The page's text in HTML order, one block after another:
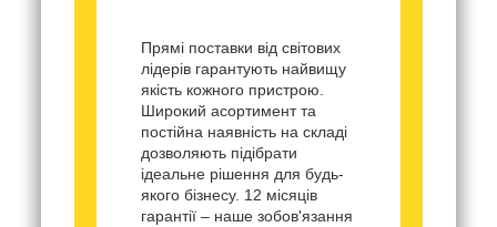
Прямі поставки від світових
лідерів гарантують найвищу
якість кожного пристрою.
Широкий асортимент та
постійна наявність на складі
дозволяють підібрати
ідеальне рішення для будь-
якого бізнесу. 12 місяців
гарантії – наше зобов'язання